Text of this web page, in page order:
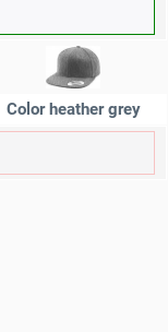
Color heather grey